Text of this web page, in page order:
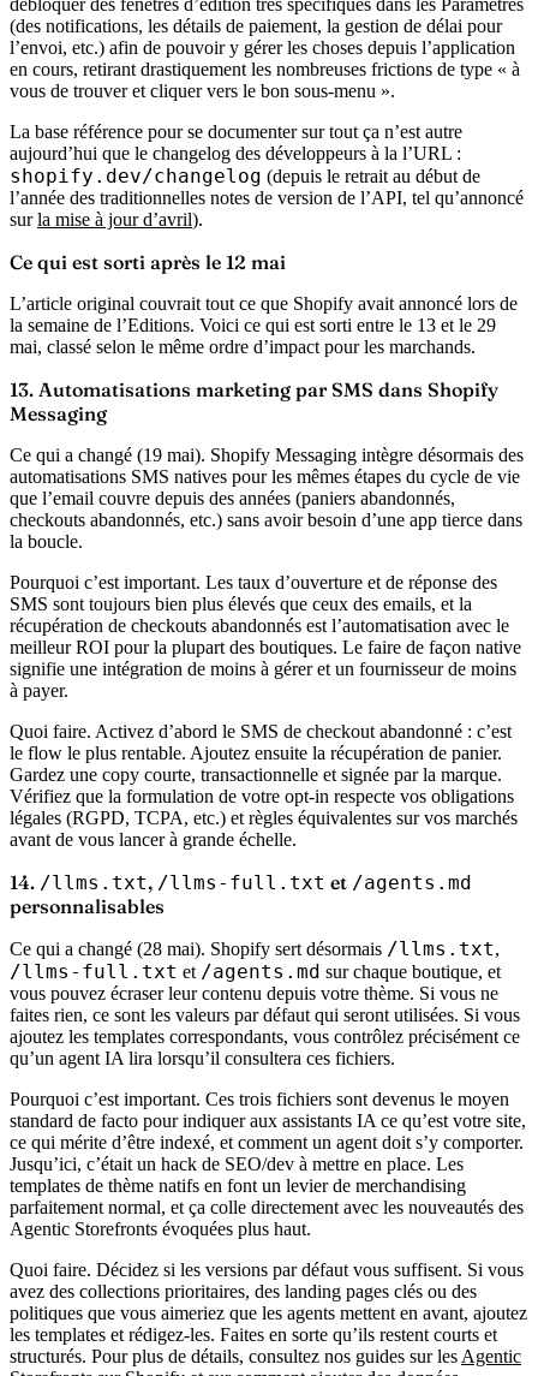
débloquer des fenêtres d’édition très spécifiques dans les Paramètres
(des notifications, les détails de paiement, la gestion de délai pour
l’envoi, etc.) afin de pouvoir y gérer les choses depuis l’application
en cours, retirant drastiquement les nombreuses frictions de type « à
vous de trouver et cliquer vers le bon sous-menu ».
La base référence pour se documenter sur tout ça n’est autre
aujourd’hui que le changelog des développeurs à la l’URL :
shopify.dev/changelog (depuis le retrait au début de
l’année des traditionnelles notes de version de l’API, tel qu’annoncé
surla mise à jour d’avril).
Ce qui est sorti après le 12 mai
L’article original couvrait tout ce que Shopify avait annoncé lors de
la semaine de l’Editions. Voici ce qui est sorti entre le 13 et le 29
mai, classé selon le même ordre d’impact pour les marchands.
13. Automatisations marketing par SMS dans Shopify
Messaging
Ce qui a changé (19 mai). Shopify Messaging intègre désormais des
automatisations SMS natives pour les mêmes étapes du cycle de vie
que l’email couvre depuis des années (paniers abandonnés,
checkouts abandonnés, etc.) sans avoir besoin d’une app tierce dans
la boucle.
Pourquoi c’est important. Les taux d’ouverture et de réponse des
SMS sont toujours bien plus élevés que ceux des emails, et la
récupération de checkouts abandonnés est l’automatisation avec le
meilleur ROI pour la plupart des boutiques. Le faire de façon native
signifie une intégration de moins à gérer et un fournisseur de moins
à payer.
Quoi faire. Activez d’abord le SMS de checkout abandonné : c’est
le flow le plus rentable. Ajoutez ensuite la récupération de panier.
Gardez une copy courte, transactionnelle et signée par la marque.
Vérifiez que la formulation de votre opt-in respecte vos obligations
légales (RGPD, TCPA, etc.) et règles équivalentes sur vos marchés
avant de vous lancer à grande échelle.
14. /llms.txt, /llms-full.txt et /agents.md
personnalisables
Ce qui a changé (28 mai). Shopify sert désormais /llms.txt,
/llms-full.txt et /agents.md sur chaque boutique, et
vous pouvez écraser leur contenu depuis votre thème. Si vous ne
faites rien, ce sont les valeurs par défaut qui seront utilisées. Si vous
ajoutez les templates correspondants, vous contrôlez précisément ce
qu’un agent IA lira lorsqu’il consultera ces fichiers.
Pourquoi c’est important. Ces trois fichiers sont devenus le moyen
standard de facto pour indiquer aux assistants IA ce qu’est votre site,
ce qui mérite d’être indexé, et comment un agent doit s’y comporter.
Jusqu’ici, c’était un hack de SEO/dev à mettre en place. Les
templates de thème natifs en font un levier de merchandising
parfaitement normal, et ça colle directement avec les nouveautés des
Agentic Storefronts évoquées plus haut.
Quoi faire. Décidez si les versions par défaut vous suffisent. Si vous
avez des collections prioritaires, des landing pages clés ou des
politiques que vous aimeriez que les agents mettent en avant, ajoutez
les templates et rédigez-les. Faites en sorte qu’ils restent courts et
structurés. Pour plus de détails, consultez nos guides sur les Agentic